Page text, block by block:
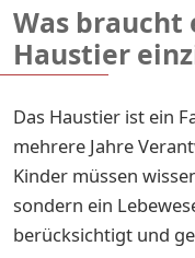
Was braucht
Haustier
Das Haustier ist ein
mehrere Jahre
Kinder müssen
sondern ein
berücksichtigt und